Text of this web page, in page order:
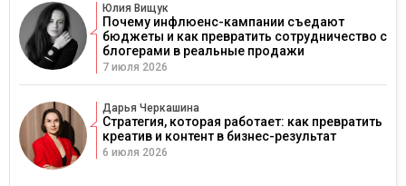
Юлия Вищук
Почему инфлюенс-кампании съедают
бюджеты и как превратить сотрудничество с
блогерами в реальные продажи
7 июля 2026
Дарья Черкашина
Стратегия, которая работает: как превратить
креатив и контент в бизнес-результат
6 июля 2026